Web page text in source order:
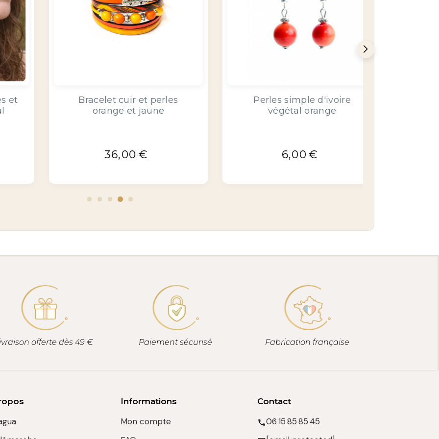
Bracelet en cuir orange avec
motifs floraux
19,90€
Bracelet manchette ivoire
végétal orange
16,00€
offerte dès 49 € Paiement sécurisé Fabrication française
Informations
Mon compte
Contact
06 15 85 85 45